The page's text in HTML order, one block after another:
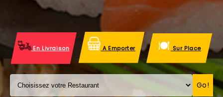
VOS AVIS
MENTIONS LÉGALES
C.G.V
En Livraison A Emporter Sur Place
Go!